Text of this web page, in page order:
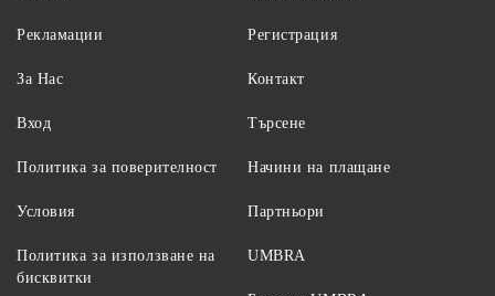
Рекламации
За Нас
Вход
Регистрация
Контакт
Търсене
Политика за поверителност
Условия
Политика за използване на
бисквитки
Начини на плащане
Партньори
UMBRA